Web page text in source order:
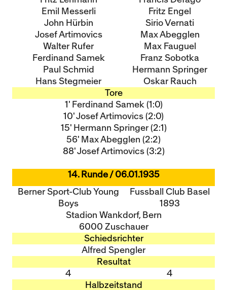
Emil Messerli
John Hürbin
Josef Artimovics
Walter Rufer
Ferdinand Samek
Paul Schmid
Hans Stegmeier
Fritz Engel
Sirio Vernati
Max Abegglen
Max Fauguel
Franz Sobotka
Hermann Springer
Oskar Rauch
Tore
1' Ferdinand Samek (1:0)
10' Josef Artimovics (2:0)
15' Hermann Springer (2:1)
56' Max Abegglen (2:2)
88' Josef Artimovics (3:2)
14. Runde / 06.01.1935
Berner Sport-Club Young
Boys
Fussball Club Basel
1893
Stadion Wankdorf, Bern
6000 Zuschauer
Schiedsrichter
Alfred Spengler
Resultat
4
4
Halbzeitstand